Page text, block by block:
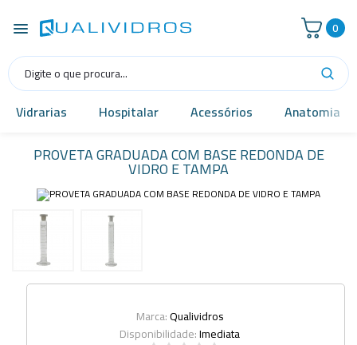
0
Vidrarias Hospitalar Acessórios Anatomia
PROVETA GRADUADA COM BASE REDONDA DE
VIDRO E TAMPA
Marca:Qualividros
Disponibilidade:Imediata